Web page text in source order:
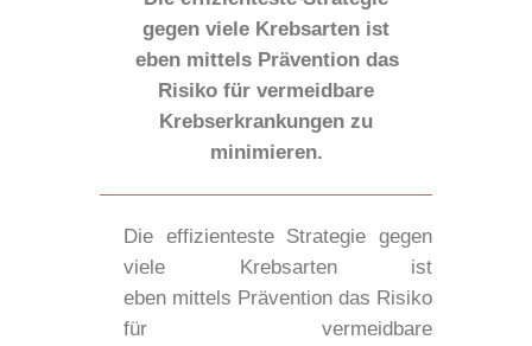
gegen viele Krebsarten ist
eben mittels Prävention das
Risiko für vermeidbare
Krebserkrankungen zu
minimieren.
Die effizienteste Strategie gegen
viele Krebsarten ist
eben mittels Prävention das Risiko
für vermeidbare